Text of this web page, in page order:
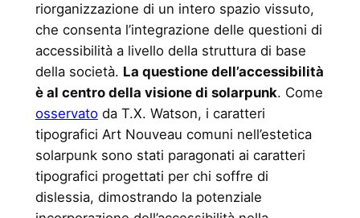
riorganizzazione di un intero spazio vissuto,
che consenta l’integrazione delle questioni di
accessibilità a livello della struttura di base
della società. La questione dell’accessibilità
è al centro della visione di solarpunk. Come
osservatoda T.X. Watson, i caratteri
tipografici Art Nouveau comuni nell’estetica
solarpunk sono stati paragonati ai caratteri
tipografici progettati per chi soffre di
dislessia, dimostrando la potenziale